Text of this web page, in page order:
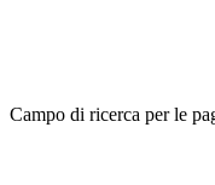
Campo di ricerca per le